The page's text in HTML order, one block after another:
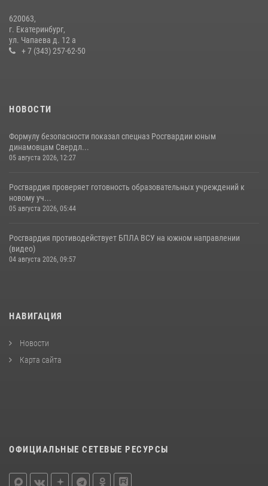
турнире по хоккею
14 июля 2026, 11:06
620063,
г. Екатеринбург,
ул. Чапаева д. 12 а
+ 7 (343) 257-62-50
НОВОСТИ
Формулу безопасности показал спецназ Росгвардии юным
динамовцам Свердл...
05 августа 2026, 12:27
Росгвардия проверяет готовность образовательных учреждений к
новому уч...
05 августа 2026, 05:44
Росгвардия противодействует БПЛА ВСУ на южном направлении
(видео)
04 августа 2026, 09:57
НАВИГАЦИЯ
Новости
Карта сайта
ОФИЦИАЛЬНЫЕ СЕТЕВЫЕ РЕСУРСЫ